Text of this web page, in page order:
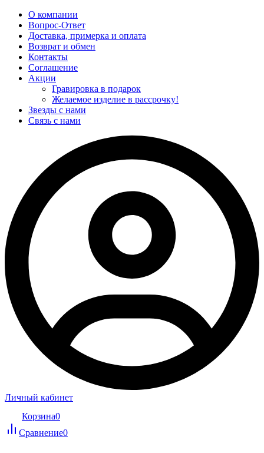
О компании
Вопрос-Ответ
Доставка, примерка и оплата
Возврат и обмен
Контакты
Соглашение
Акции
Гравировка в подарок
Желаемое изделие в рассрочку!
Звезды с нами
Связь с нами
Личный кабинет
Корзина0
Сравнение0